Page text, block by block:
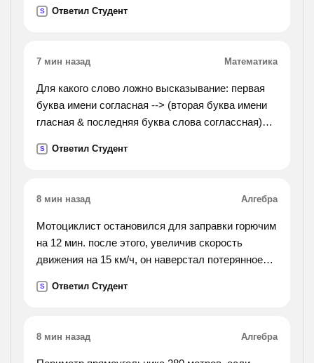
равен 30 градусам. найдите объём цилиндра.).
S Ответил Студент
7 мин назад Математика
Для какого слово ложно высказывание: первая
буква имени согласная --> (вторая буква имени
гласная & последняя буква слова соглассная)?
4)парад
S Ответил Студент
8 мин назад Алгебра
Мотоциклист остановился для заправки горючим
на 12 мин. после этого, увеличив скорость
движения на 15 км/ч, он наверстал потерянное
двигался после остановки?
S Ответил Студент
8 мин назад Алгебра